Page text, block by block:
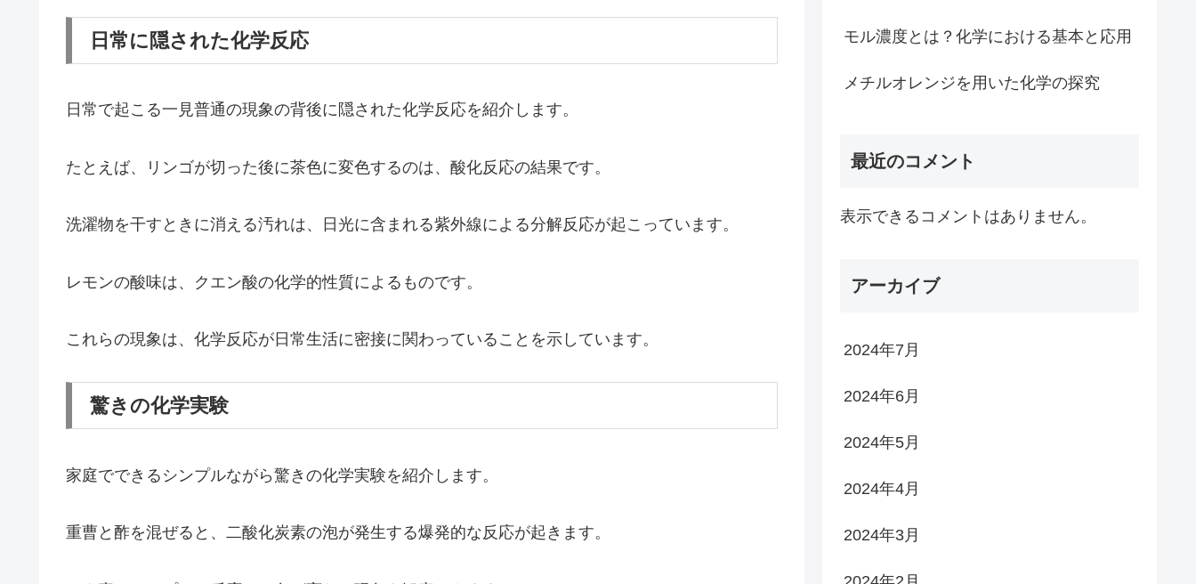
日常に隠された化学反応
日常で起こる一見普通の現象の背後に隠された化学反応を紹介します。
たとえば、リンゴが切った後に茶色に変色するのは、酸化反応の結果です。
洗濯物を干すときに消える汚れは、日光に含まれる紫外線による分解反応が起こっています。
レモンの酸味は、クエン酸の化学的性質によるものです。
これらの現象は、化学反応が日常生活に密接に関わっていることを示しています。
驚きの化学実験
家庭でできるシンプルながら驚きの化学実験を紹介します。
重曹と酢を混ぜると、二酸化炭素の泡が発生する爆発的な反応が起きます。
モル濃度とは？化学における基本と応用
メチルオレンジを用いた化学の探究
最近のコメント
表示できるコメントはありません。
アーカイブ
2024年7月
2024年6月
2024年5月
2024年4月
2024年3月